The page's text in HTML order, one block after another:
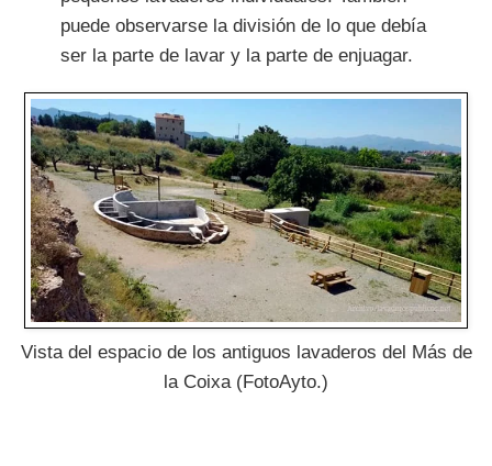
puede observarse la división de lo que debía
ser la parte de lavar y la parte de enjuagar.
Vista del espacio de los antiguos lavaderos del Más de
la Coixa (FotoAyto.)